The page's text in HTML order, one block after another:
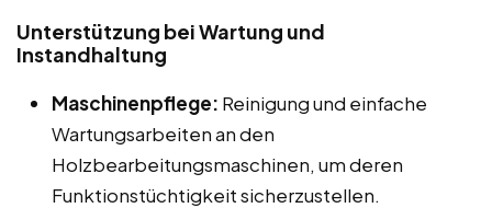
Unterstützung bei Wartung und
Instandhaltung
Maschinenpflege: Reinigung und einfache
Wartungsarbeiten an den
Holzbearbeitungsmaschinen, um deren
Funktionstüchtigkeit sicherzustellen.